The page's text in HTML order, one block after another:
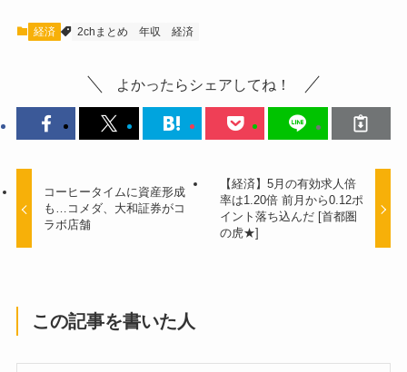
経済 2chまとめ 年収 経済
よかったらシェアしてね！
コーヒータイムに資産形成
も…コメダ、大和証券がコ
ラボ店舗
【経済】5月の有効求人倍
率は1.20倍 前月から0.12ポ
イント落ち込んだ [首都圏
の虎★]
この記事を書いた人